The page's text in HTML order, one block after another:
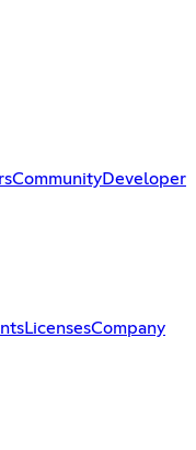
CommunityDeveloper
LicensesCompany